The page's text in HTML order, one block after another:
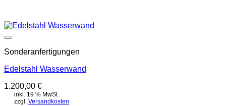
Sonderanfertigungen
Edelstahl Wasserwand
1.200,00 €
inkl. 19 % MwSt.
zzgl. Versandkosten